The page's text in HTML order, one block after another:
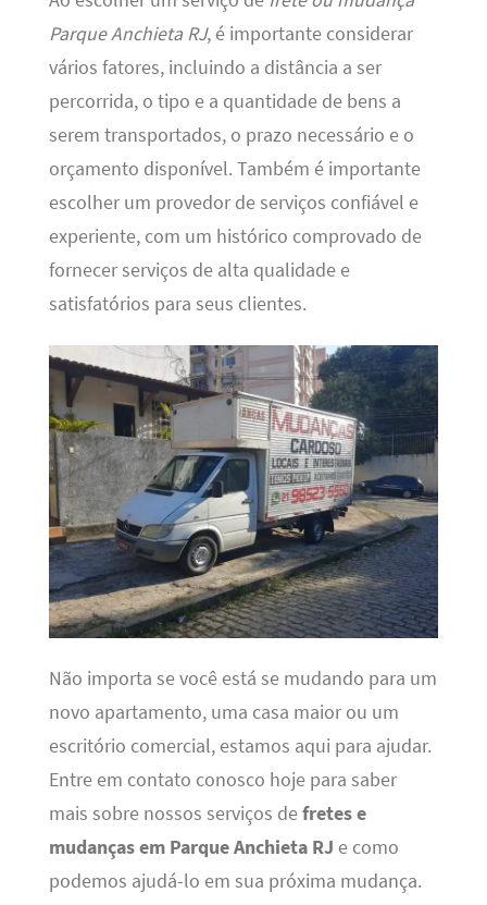
Parque Anchieta RJ, é importante considerar
vários fatores, incluindo a distância a ser
percorrida, o tipo e a quantidade de bens a
serem transportados, o prazo necessário e o
orçamento disponível. Também é importante
escolher um provedor de serviços confiável e
experiente, com um histórico comprovado de
fornecer serviços de alta qualidade e
satisfatórios para seus clientes.
Não importa se você está se mudando para um
novo apartamento, uma casa maior ou um
escritório comercial, estamos aqui para ajudar.
Entre em contato conosco hoje para saber
mais sobre nossos serviços defretes e
mudanças em Parque Anchieta RJ e como
podemos ajudá-lo em sua próxima mudança.